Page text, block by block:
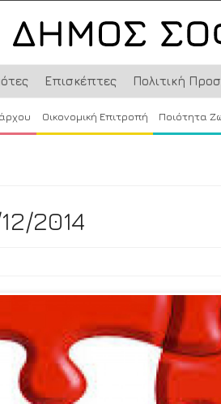
Επισκέπτες Πολιτική
Οικονομική Επιτροπή Ποιότητα
2014